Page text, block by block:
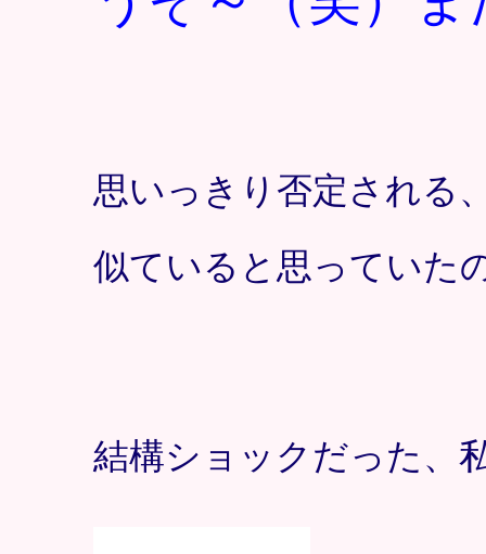
思いっきり否定される
似ていると思っていた
結構ショックだった、